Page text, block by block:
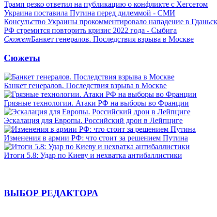
Трамп резко ответил на публикацию о конфликте с Хегсетом
Украина поставила Путина перед дилеммой - СМИ
Консульство Украины прокомментировало нападение в
РФ стремится повторить кризис 2022 года - Сыбига
СюжетБанкет генералов. Последствия взрыва в Москве
Сюжеты
Банкет генералов. Последствия взрыва в Москве
Грязные технологии. Атаки РФ на выборы во Франции
Эскалация для Европы. Российский дрон в Лейпциге
Изменения в армии РФ: что стоит за решением Путина
Итоги 5.8: Удар по Киеву и нехватка антибаллистики
ВЫБОР РЕДАКТОРА